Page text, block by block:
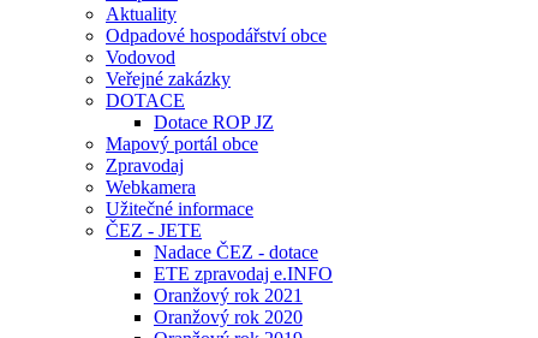
Aktuality
Odpadové hospodářství obce
Vodovod
Veřejné zakázky
DOTACE
Dotace ROP JZ
Mapový portál obce
Zpravodaj
Webkamera
Užitečné informace
ČEZ - JETE
Nadace ČEZ - dotace
ETE zpravodaj e.INFO
Oranžový rok 2021
Oranžový rok 2020